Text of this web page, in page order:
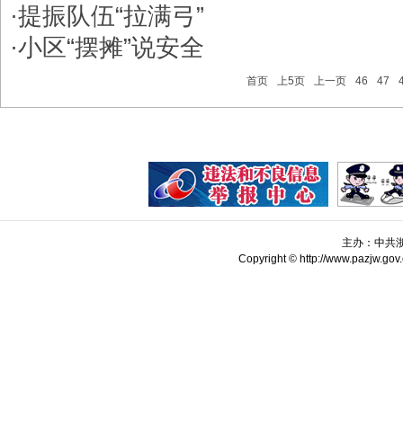
·​提振队伍“拉满弓”
·​小区“摆摊”说安全
首页 上5页 上一页 46 47
主办：中共
Copyright © http://